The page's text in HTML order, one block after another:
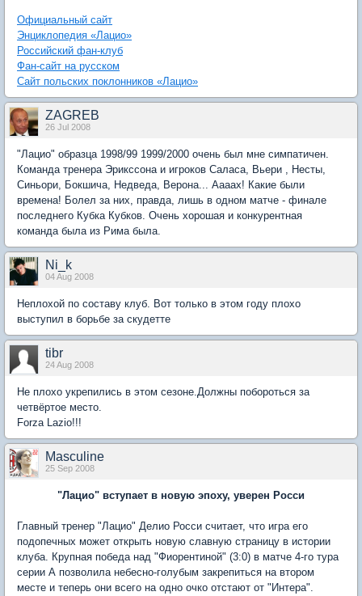
Официальный сайт
Энциклопедия «Лацио»
Российский фан-клуб
Фан-сайт на русском
Сайт польских поклонников «Лацио»
ZAGREB
26 Jul 2008
"Лацио" образца 1998/99 1999/2000 очень был мне симпатичен.
Команда тренера Эрикссона и игроков Саласа, Вьери , Несты,
Синьори, Бокшича, Недведа, Верона... Аааах! Какие были
времена! Болел за них, правда, лишь в одном матче - финале
последнего Кубка Кубков. Очень хорошая и конкурентная
команда была из Рима была.
Ni_k
04 Aug 2008
Неплохой по составу клуб. Вот только в этом году плохо
выступил в борьбе за скудетте
tibr
24 Aug 2008
Не плохо укрепились в этом сезоне.Должны побороться за
четвёртое место.
Forza Lazio!!!
Masculine
25 Sep 2008
"Лацио" вступает в новую эпоху, уверен Росси
Главный тренер "Лацио" Делио Росси считает, что игра его
подопечных может открыть новую славную страницу в истории
клуба. Крупная победа над "Фиорентиной" (3:0) в матче 4-го тура
серии А позволила небесно-голубым закрепиться на втором
месте и теперь они всего на одно очко отстают от "Интера".